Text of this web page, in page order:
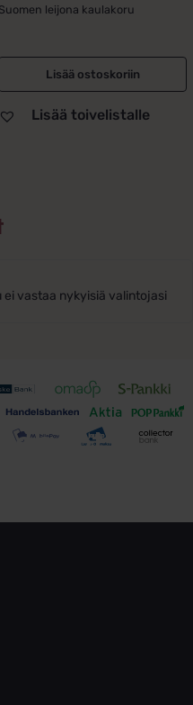
Suomen leijona kaulakoru
Lisää ostoskoriin
Lisää toivelistalle
vastaa nykyisiä valintojasi